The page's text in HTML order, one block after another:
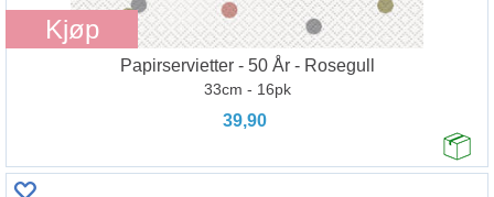
Kjøp
Papirservietter - 50 År - Rosegull
33cm - 16pk
39,90